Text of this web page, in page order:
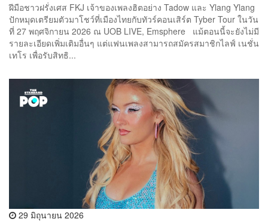
ฝีมือชาวฝรั่งเศส FKJ เจ้าของเพลงฮิตอย่าง Tadow และ Ylang Ylang
ปักหมุดเตรียมตัวมาโชว์ที่เมืองไทยกับทัวร์คอนเสิร์ต Tyber Tour ในวัน
ที่ 27 พฤศจิกายน 2026 ณ UOB LIVE, Emsphere แม้ตอนนี้จะยังไม่มี
รายละเอียดเพิ่มเติมอื่นๆ แต่แฟนเพลงสามารถสมัครสมาชิกไลฟ์ เนชั่น
เทโร เพื่อรับสิทธิ...
29 มิถุนายน 2026